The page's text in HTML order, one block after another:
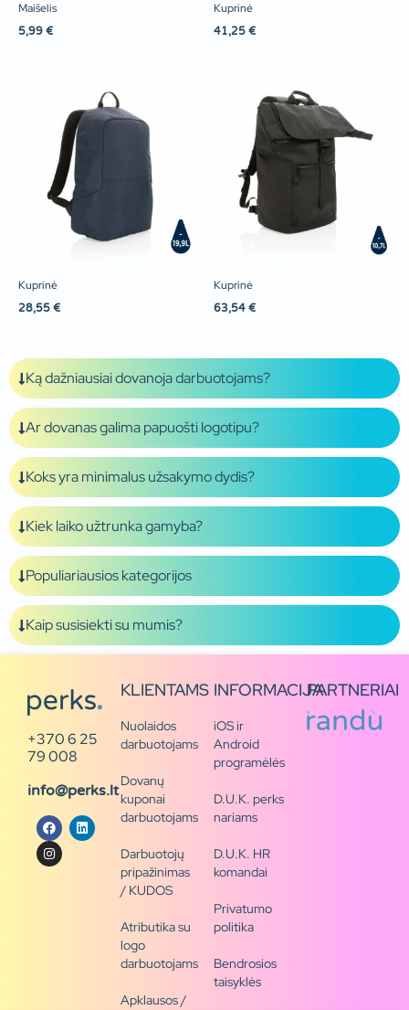
Maišelis
5,99 €
Kuprinė
41,25 €
Kuprinė
28,55 €
Kuprinė
63,54 €
Ką dažniausiai dovanoja darbuotojams?
Ar dovanas galima papuošti logotipu?
Koks yra minimalus užsakymo dydis?
Kiek laiko užtrunka gamyba?
Populiariausios kategorijos
Kaip susisiekti su mumis?
+370 6 25
79 008
info@perks.lt
KLIENTAMS
Nuolaidos
darbuotojams
Dovanų
kuponai
darbuotojams
Darbuotojų
pripažinimas
/ KUDOS
Atributika su
logo
darbuotojams
Apklausos /
INFORMACIJA
iOS ir
Android
programėlės
D.U.K. perks
nariams
D.U.K. HR
komandai
Privatumo
politika
Bendrosios
taisyklės
PARTNERIAI